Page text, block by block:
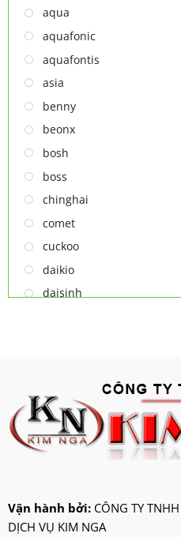
Thiết bị lọc nước
TỦ ĐÔNG
TỦ MÁT
TỦ RƯỢU
LÒ VI SÓNG
MÁY LỌC KHÔNG KHÍ
MÁY NƯỚC NÓNG LẠNH
NỒI CƠM ĐIỆN
QUẠT ĐIỆN
aqua
aquafonic
aquafontis
asia
benny
beonx
bosh
boss
chinghai
comet
cuckoo
daikio
daisinh
ifan
jatec
jiplai
kangaroo
kangen
Vận hành bởi: CÔNG TY
DỊCH VỤ KIM NGA